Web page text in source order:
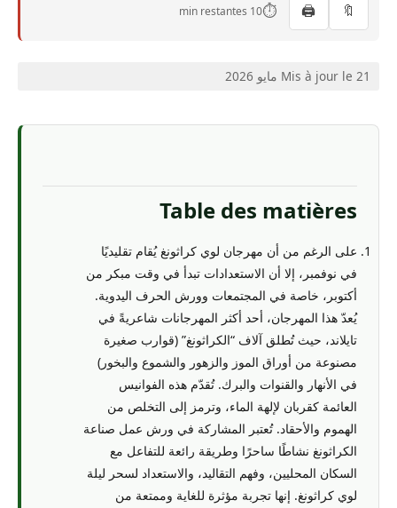
🔖
🖨️
⏱️
10 min restantes
Mis à jour le 21 مايو 2026
Table des matières
على الرغم من أن مهرجان لوي كراثونغ يُقام تقليديًا
في نوفمبر، إلا أن الاستعدادات تبدأ في وقت مبكر من
أكتوبر، خاصة في المجتمعات وورش الحرف اليدوية.
يُعدّ هذا المهرجان، أحد أكثر المهرجانات شاعريةً في
تايلاند، حيث تُطلق آلاف “الكراثونغ” (قوارب صغيرة
مصنوعة من أوراق الموز والزهور والشموع والبخور)
في الأنهار والقنوات والبرك. تُقدّم هذه الفوانيس
العائمة كقربان لإلهة الماء، وترمز إلى التخلص من
الهموم والأحقاد. تُعتبر المشاركة في ورش عمل صناعة
الكراثونغ نشاطًا ساحرًا وطريقة رائعة للتفاعل مع
السكان المحليين، وفهم التقاليد، والاستعداد لسحر ليلة
لوي كراثونغ. إنها تجربة مؤثرة للغاية وممتعة من